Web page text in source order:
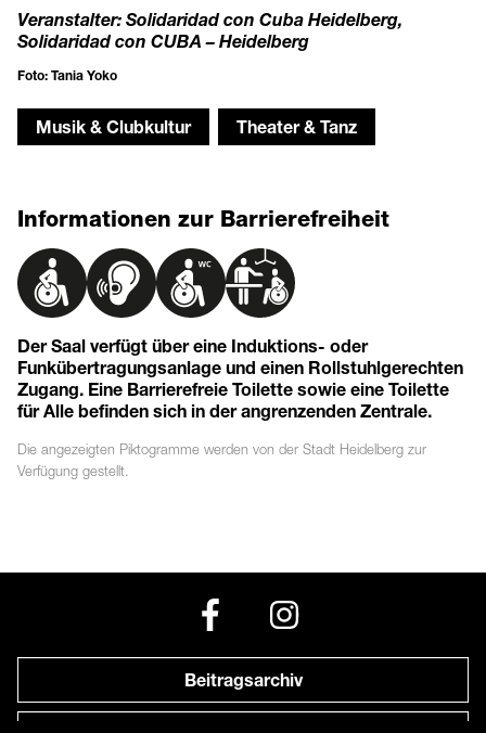
Veranstalter: Solidaridad con Cuba Heidelberg,
Solidaridad con CUBA – Heidelberg
Foto: Tania Yoko
Musik & Clubkultur Theater & Tanz
Informationen zur Barrierefreiheit
Der Saal verfügt über eine Induktions- oder
Funkübertragungsanlage und einen Rollstuhlgerechten
Zugang. Eine Barrierefreie Toilette sowie eine Toilette
für Alle befinden sich in der angrenzenden Zentrale.
Die angezeigten Piktogramme werden von der Stadt Heidelberg zur
Verfügung gestellt.
Beitragsarchiv